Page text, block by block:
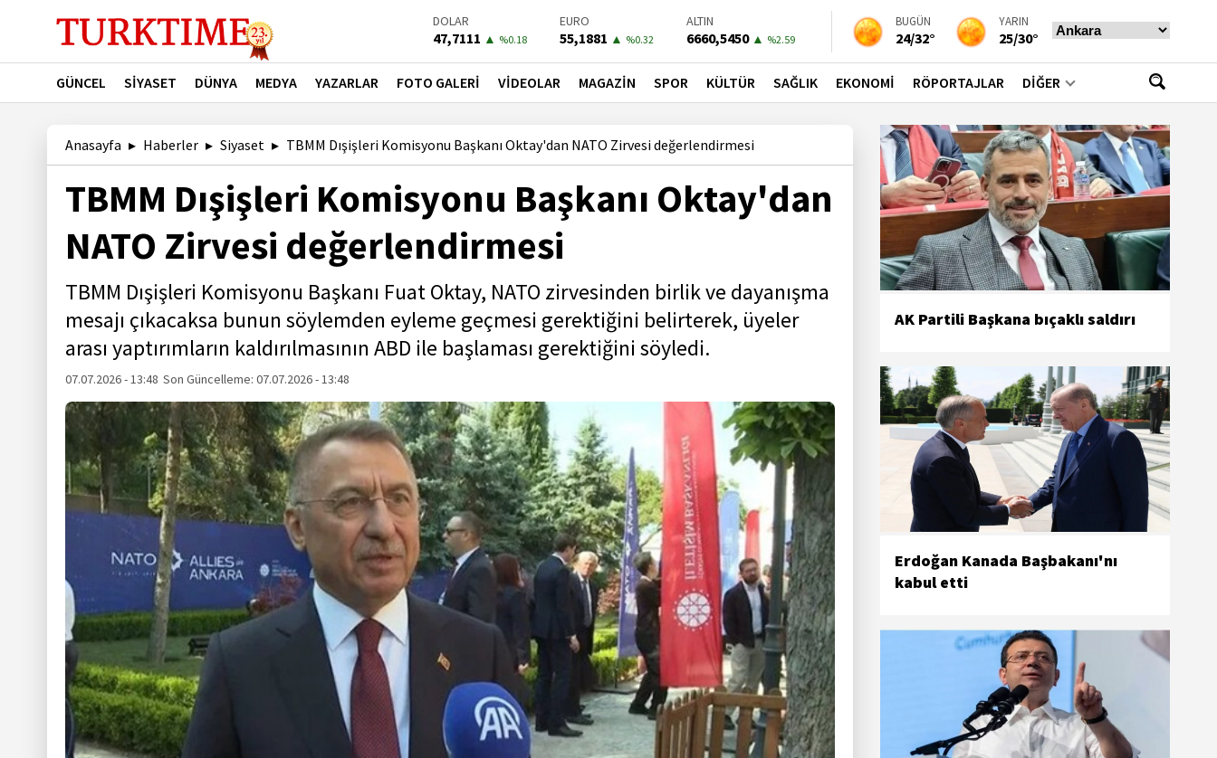
DOLAR
47,7111 ▲ %0.18
EURO
55,1881 ▲ %0.32
ALTIN
6660,5450 ▲ %2.59
BIST-100
13779,39 ▼ %-0.14
PETROL
81,4900▼ %-1.56
BONO
41,3000 ▼ %-0.55
BUGÜN
24/32°
YARIN
25/30°
GÜNCEL SİYASET DÜNYA MEDYA YAZARLAR FOTO GALERİ VİDEOLAR MAGAZİN SPOR KÜLTÜR SAĞLIK EKONOMİ RÖPORTAJLAR DİĞER
Anasayfa Haberler Siyaset TBMM Dışişleri Komisyonu Başkanı Oktay'dan NATO Zirvesi değerlendirmesi
TBMM Dışişleri Komisyonu Başkanı Oktay'dan
NATO Zirvesi değerlendirmesi
TBMM Dışişleri Komisyonu Başkanı Fuat Oktay, NATO zirvesinden birlik ve dayanışma
mesajı çıkacaksa bunun söylemden eyleme geçmesi gerektiğini belirterek, üyeler
arası yaptırımların kaldırılmasının ABD ile başlaması gerektiğini söyledi.
07.07.2026 - 13:48 Son Güncelleme:07.07.2026 - 13:48
AK Partili Başkana bıçaklı saldırı
Erdoğan Kanada Başbakanı'nı
kabul etti